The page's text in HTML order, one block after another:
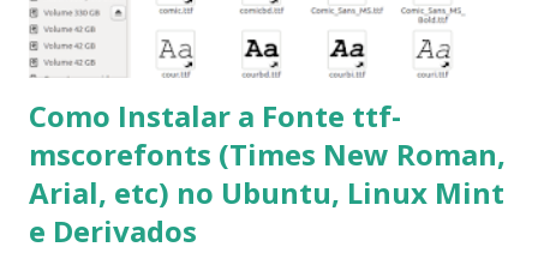
6- Se o comando sudo apt-get -f install nã...
Como Instalar a Fonte ttf-
mscorefonts (Times New Roman,
Arial, etc) no Ubuntu, Linux Mint
e Derivados